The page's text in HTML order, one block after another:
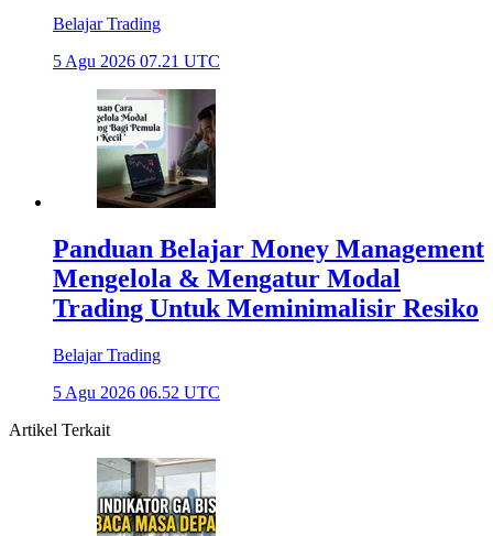
Belajar Trading
5 Agu 2026 07.21 UTC
Panduan Belajar Money Management
Mengelola & Mengatur Modal
Trading Untuk Meminimalisir Resiko
Belajar Trading
5 Agu 2026 06.52 UTC
Artikel Terkait